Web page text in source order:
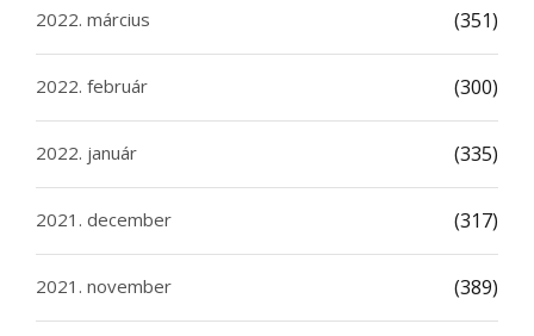
2022. március (351)
2022. február (300)
2022. január (335)
2021. december (317)
2021. november (389)